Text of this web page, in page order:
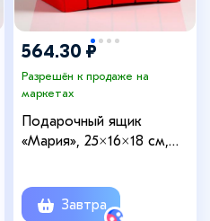
564.30 ₽
Разрешён к продаже на
маркетах
Подарочный ящик
«Мария», 25×16×18 см,
Завтра